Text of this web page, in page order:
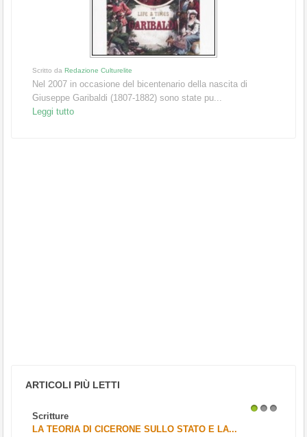
Scritto da Redazione Culturelite
Nel 2007 in occasione del bicentenario della nascita di
Giuseppe Garibaldi (1807-1882) sono state pu...
Leggi tutto
ARTICOLI PIÙ LETTI
Scritture
LA TEORIA DI CICERONE SULLO STATO E LA...